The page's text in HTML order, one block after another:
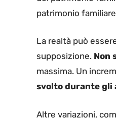
patrimonio
La realtà può
supposizione. Non
massima. Un
svolto durante gli
Altre variazioni,